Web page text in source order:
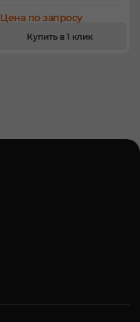
Цена по запросу
Купить в 1 клик